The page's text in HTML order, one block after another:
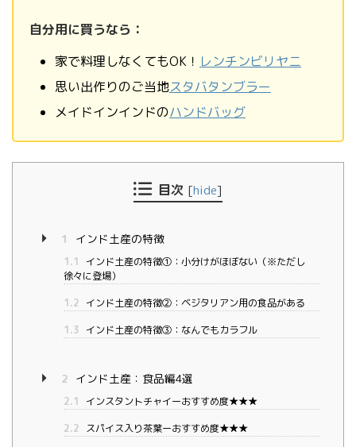
自分用に買うなら：
家で料理しなくてもOK！ レンチンビリヤニ
思い出作りのご当地スタバタンブラー
メイドインインドのハンドバッグ
目次 [hide]
1 インド土産の特徴
1.1
インド土産の特徴①：小分けがほぼない（※ただし
徐々に登場）
1.2 インド土産の特徴②：ベジタリアン用の食品がある
1.3 インド土産の特徴③：なんでもカラフル
2 インド土産：食品編4選
2.1
インスタントチャイーおすすめ度★★★
2.2 スパイス入り茶葉ーおすすめ度★★★